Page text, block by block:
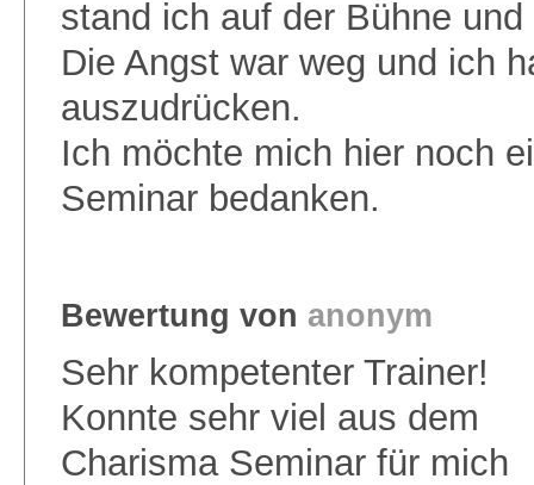
stand ich auf der Bühne
Die Angst war weg und ich
auszudrücken.
Ich möchte mich hier noch
Seminar bedanken.
Bewertung von anonym
Sehr kompetenter Trainer!
Konnte sehr viel aus dem
Charisma Seminar für mich